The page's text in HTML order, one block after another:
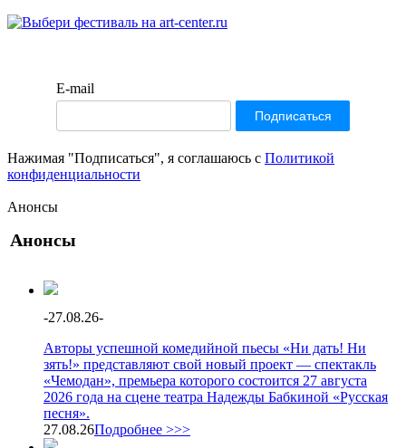
E-mail
Нажимая "Подписаться", я соглашаюсь с Политикой
конфиденциальности
Анонсы
Анонсы
-27.08.26-
Авторы успешной комедийной пьесы «Ни дать! Ни
зять!» представляют свой новый проект — спектакль
«Чемодан», премьера которого состоится 27 августа
2026 года на сцене театра Надежды Бабкиной «Русская
песня».
27.08.26Подробнее >>>